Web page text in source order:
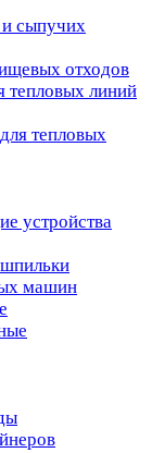
сыпучих
отходов
тепловых линий
тепловых
устройства
машин